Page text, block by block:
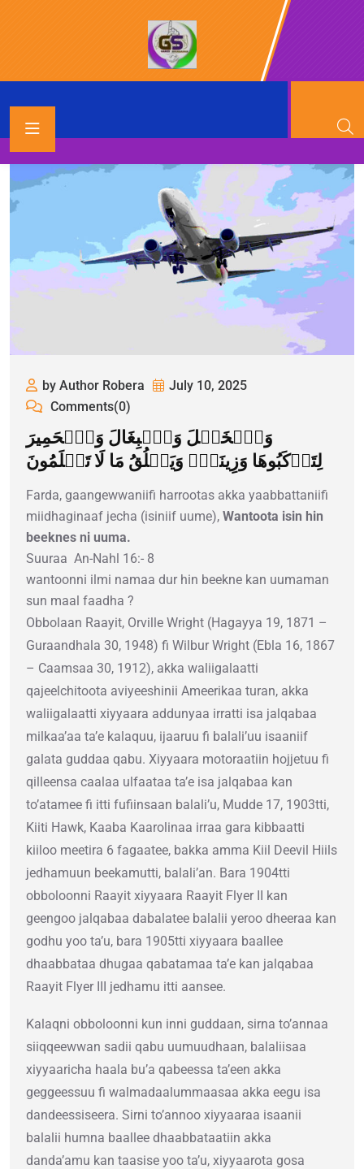
by Author Robera
July 10, 2025
Comments(0)
وَٱلۡخَيۡلَ وَٱلۡبِغَالَ وَٱلۡحَمِيرَ
لِتَرۡكَبُوهَا وَزِينَةٗۚ وَيَخۡلُقُ مَا لَا تَعۡلَمُونَ
Farda, gaangewwaniifi harrootas akka yaabbattaniifi
miidhaginaaf jecha (isiniif uume), Wantoota isin hin
beeknes ni uuma.
Suuraa An-Nahl 16:- 8
wantoonni ilmi namaa dur hin beekne kan uumaman
sun maal faadha ?
Obbolaan Raayit, Orville Wright (Hagayya 19, 1871 –
Guraandhala 30, 1948) fi Wilbur Wright (Ebla 16, 1867
– Caamsaa 30, 1912), akka waliigalaatti
qajeelchitoota aviyeeshinii Ameerikaa turan, akka
waliigalaatti xiyyaara addunyaa irratti isa jalqabaa
milkaa’aa ta’e kalaquu, ijaaruu fi balali’uu isaaniif
galata guddaa qabu. Xiyyaara motoraatiin hojjetuu fi
qilleensa caalaa ulfaataa taʼe isa jalqabaa kan
toʼatamee fi itti fufiinsaan balaliʼu, Mudde 17, 1903tti,
Kiiti Hawk, Kaaba Kaarolinaa irraa gara kibbaatti
kiiloo meetira 6 fagaatee, bakka amma Kiil Deevil Hiils
jedhamuun beekamutti, balaliʼan. Bara 1904tti
obboloonni Raayit xiyyaara Raayit Flyer II kan
geengoo jalqabaa dabalatee balalii yeroo dheeraa kan
godhu yoo ta’u, bara 1905tti xiyyaara baallee
dhaabbataa dhugaa qabatamaa ta’e kan jalqabaa
Raayit Flyer III jedhamu itti aansee.
Kalaqni obboloonni kun inni guddaan, sirna toʼannaa
siiqqeewwan sadii qabu uumuudhaan, balaliisaa
xiyyaaricha haala buʼa qabeessa taʼeen akka
geggeessuu fi walmadaalummaasaa akka eegu isa
dandeessiseera. Sirni to’annoo xiyyaaraa isaanii
balalii humna baallee dhaabbataatiin akka
danda’amu kan taasise yoo ta’u, xiyyaarota gosa